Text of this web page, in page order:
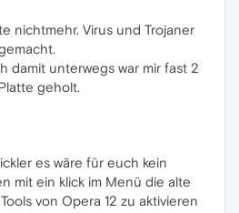
nichtmehr. Virus und Trojaner
damit unterwegs war mir fast 2
geholt.
es wäre für euch kein
mit ein klick im Menü die alte
von Opera 12 zu aktivieren